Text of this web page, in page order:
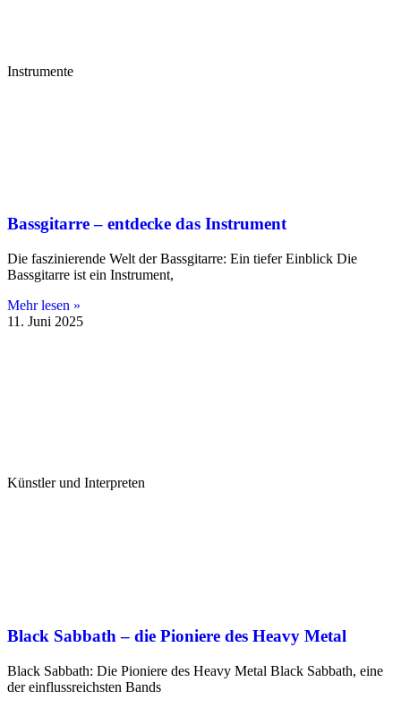
Instrumente
Bassgitarre – entdecke das Instrument
Die faszinierende Welt der Bassgitarre: Ein tiefer Einblick Die
Bassgitarre ist ein Instrument,
Mehr lesen »
11. Juni 2025
Künstler und Interpreten
Black Sabbath – die Pioniere des Heavy Metal
Black Sabbath: Die Pioniere des Heavy Metal Black Sabbath, eine
der einflussreichsten Bands